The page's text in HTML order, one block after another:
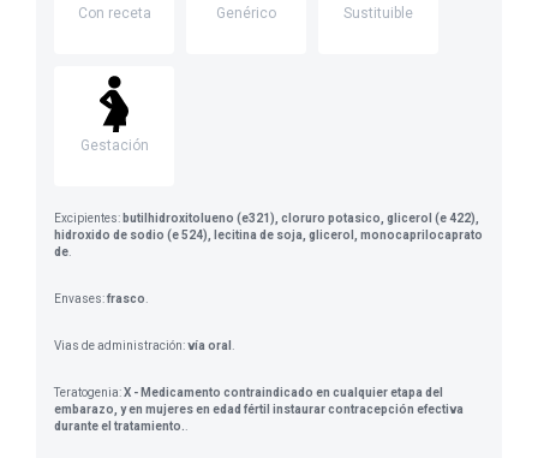
Con receta Genérico Sustituible
Gestación
Excipientes: butilhidroxitolueno (e321), cloruro potasico, glicerol (e 422),
hidroxido de sodio (e 524), lecitina de soja, glicerol, monocaprilocaprato
de
Envases:frasco
Vias de administración:vía oral
Teratogenia:X - Medicamento contraindicado en cualquier etapa del
embarazo, y en mujeres en edad fértil instaurar contracepción efectiva
durante el tratamiento.